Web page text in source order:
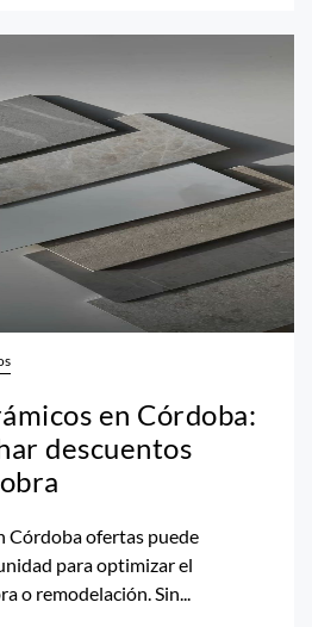
en Córdoba:
descuentos
Córdoba ofertas puede
para optimizar el
o remodelación. Sin...